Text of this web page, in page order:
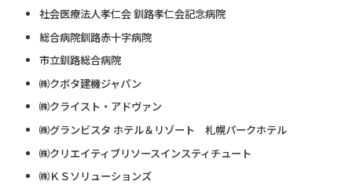
社会医療法人孝仁会 釧路孝仁会記念病院
総合病院釧路赤十字病院
市立釧路総合病院
㈱クボタ建機ジャパン
㈱クライスト・アドヴァン
㈱グランビスタ ホテル＆リゾート 札幌パークホテル
㈱クリエイティブリソースインスティチュート
㈱ＫＳソリューションズ